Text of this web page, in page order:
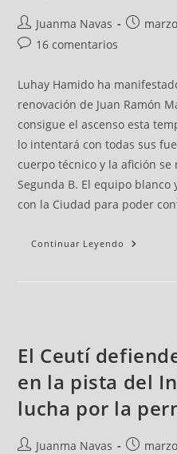
Juanma Navas
16 comentarios
Luhay Hamido ha
renovación de Juan Ramón
consigue el ascenso esta
lo intentará con todas sus
cuerpo técnico y la afición
Segunda B. El equipo
con la Ciudad para poder
Continuar Leyendo
El Ceutí
en la pista del
lucha por la
Juanma Navas